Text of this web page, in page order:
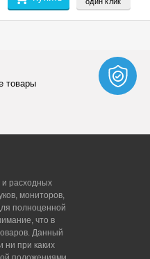
товары
расходных
мониторов,
полноценной
что в
Данный
ни при каких